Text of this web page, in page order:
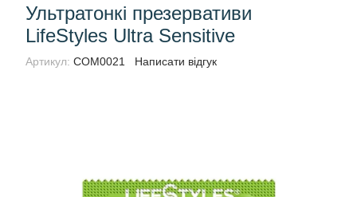
Ультратонкі презервативи
LifeStyles Ultra Sensitive
Артикул: COM0021 Написати відгук